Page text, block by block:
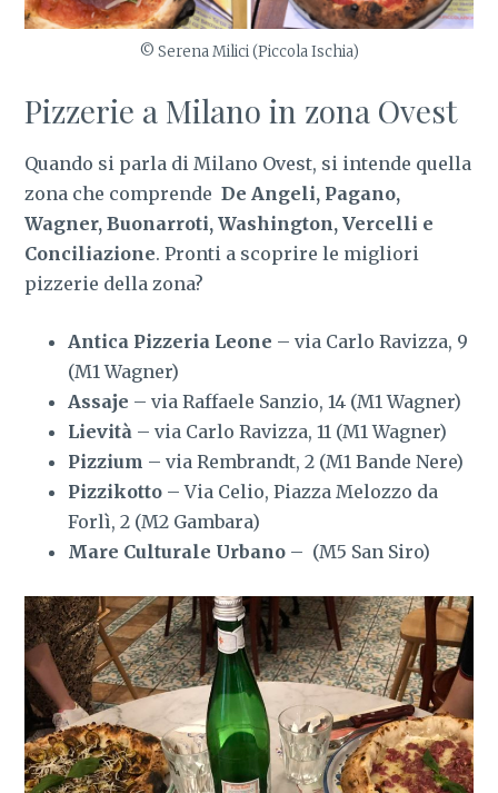
© Serena Milici (Piccola Ischia)
Pizzerie a Milano in zona Ovest
Quando si parla di Milano Ovest, si intende quella
zona che comprendeDe Angeli, Pagano,
Wagner, Buonarroti, Washington, Vercelli e
Conciliazione. Pronti a scoprire le migliori
pizzerie della zona?
Antica Pizzeria Leone – via Carlo Ravizza, 9
(M1 Wagner)
Assaje – via Raffaele Sanzio, 14 (M1 Wagner)
Lievità – via Carlo Ravizza, 11 (M1 Wagner)
Pizzium – via Rembrandt, 2 (M1 Bande Nere)
Pizzikotto – Via Celio, Piazza Melozzo da
Forlì, 2 (M2 Gambara)
Mare Culturale Urbano– (M5 San Siro)